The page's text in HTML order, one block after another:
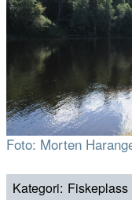
Foto: Morten
Kategori Fiskeplass